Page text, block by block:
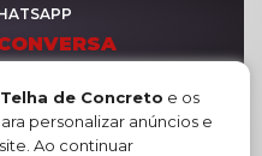
DE CONTATO
de Concreto e os
personalizar anúncios e
Ao continuar